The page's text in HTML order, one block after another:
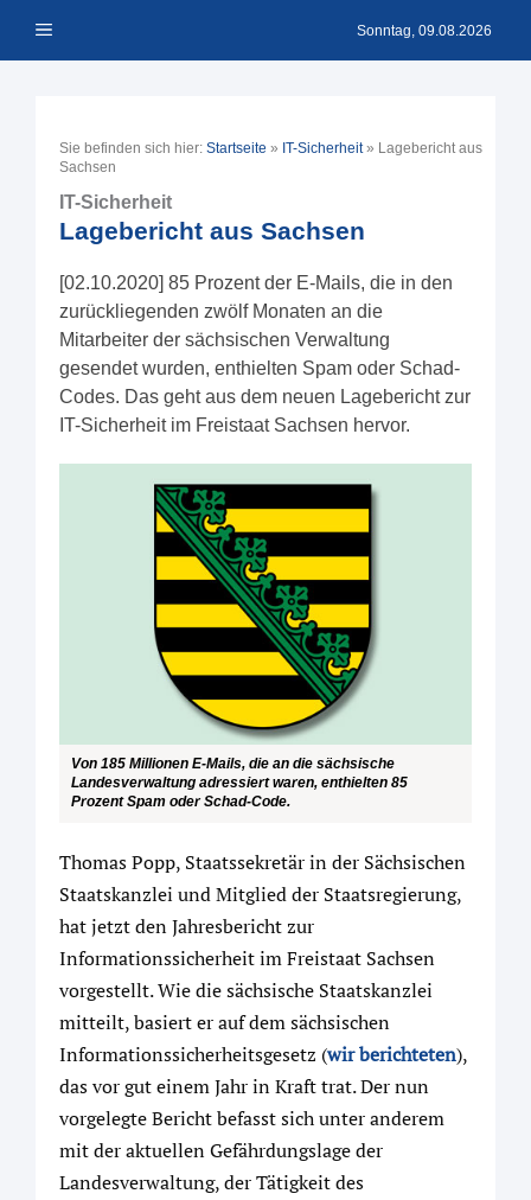
Inhalt Menü Sonntag, 09.08.2026
Sie befinden sich hier: Startseite » IT-Sicherheit» Lagebericht aus
Sachsen
IT-Sicherheit
Lagebericht aus Sachsen
[02.10.2020] 85 Prozent der E-Mails, die in den
zurückliegenden zwölf Monaten an die
Mitarbeiter der sächsischen Verwaltung
gesendet wurden, enthielten Spam oder Schad-
Codes. Das geht aus dem neuen Lagebericht zur
IT-Sicherheit im Freistaat Sachsen hervor.
Von 185 Millionen E-Mails, die an die sächsische
Landesverwaltung adressiert waren, enthielten 85
Prozent Spam oder Schad-Code.
Thomas Popp, Staatssekretär in der Sächsischen
Staatskanzlei und Mitglied der Staatsregierung,
hat jetzt den Jahresbericht zur
Informationssicherheit im Freistaat Sachsen
vorgestellt. Wie die sächsische Staatskanzlei
mitteilt, basiert er auf dem sächsischen
Informationssicherheitsgesetz (wir berichteten),
das vor gut einem Jahr in Kraft trat. Der nun
vorgelegte Bericht befasst sich unter anderem
mit der aktuellen Gefährdungslage der
Landesverwaltung, der Tätigkeit des